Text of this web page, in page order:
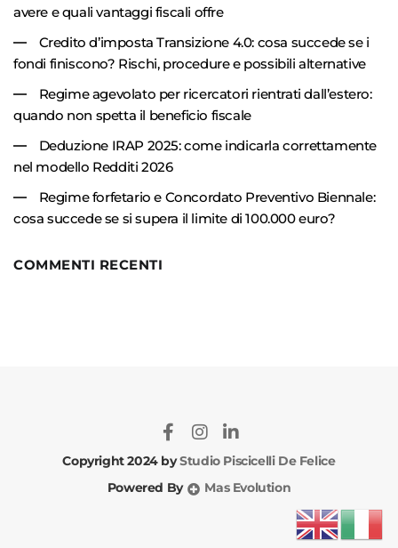
avere e quali vantaggi fiscali offre
Credito d’imposta Transizione 4.0: cosa succede se i
fondi finiscono? Rischi, procedure e possibili alternative
Regime agevolato per ricercatori rientrati dall’estero:
quando non spetta il beneficio fiscale
Deduzione IRAP 2025: come indicarla correttamente
nel modello Redditi 2026
Regime forfetario e Concordato Preventivo Biennale:
cosa succede se si supera il limite di 100.000 euro?
COMMENTI RECENTI
Copyright 2024 byStudio Piscicelli De Felice
Powered By
Mas Evolution